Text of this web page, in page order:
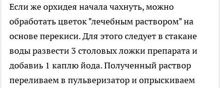
Если же орхидея начала чахнуть, можно
обработать цветок "лечебным раствором" на
основе перекиси. Для этого следует в стакане
воды развести 3 столовых ложки препарата и
добавиь 1 каплю йода. Полученный раствор
переливаем в пульверизатор и опрыскиваем